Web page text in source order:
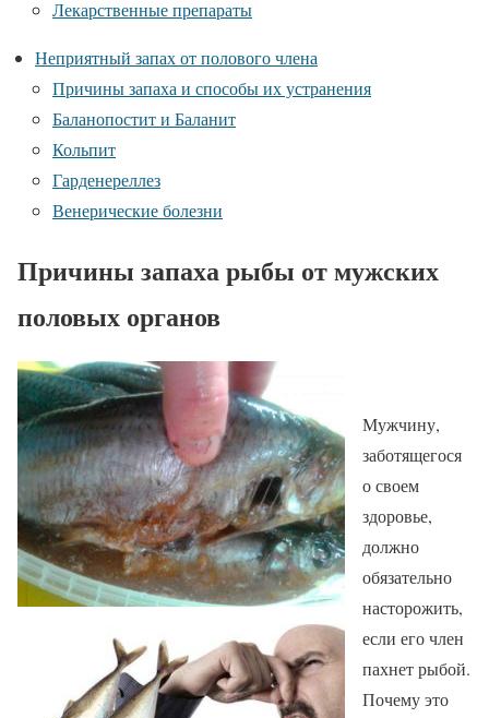
Лекарственные препараты
Неприятный запах от полового члена
Причины запаха и способы их устранения
Баланопостит и Баланит
Кольпит
Гарденереллез
Венерические болезни
Причины запаха рыбы от мужских
половых органов
Мужчину,
заботящегося
о своем
здоровье,
должно
обязательно
насторожить,
если его член
пахнет рыбой.
Почему это